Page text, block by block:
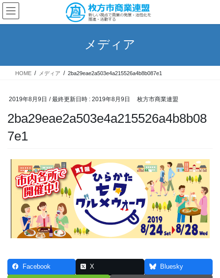
コ
ン
テ
ス
ナ
ビ
ゲ
ン
メディア
HOME メディア 2ba29eae2a503e4a215526a4b8b087e1
2019年8月9日 / 最終更新日時 : 2019年8月9日 枚方市商業連盟
2ba29eae2a503e4a215526a4b8b08
7e1
Facebook X Bluesky